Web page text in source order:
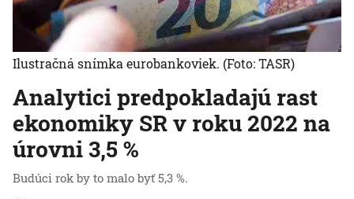
Analytici predpokladajú rast
ekonomiky SR v roku 2022 na
úrovni 3,5 %
Budúci rok by to malo byť 5,3 %.
Ilustračná snímka eurobankoviek. (Foto: TASR)